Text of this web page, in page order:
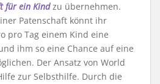
für ein Kind zu übernehmen.
Patenschaft könnt ihr
pro Tag einem Kind eine
ihm so eine Chance auf eine
Der Ansatz von World
zur Selbsthilfe. Durch die